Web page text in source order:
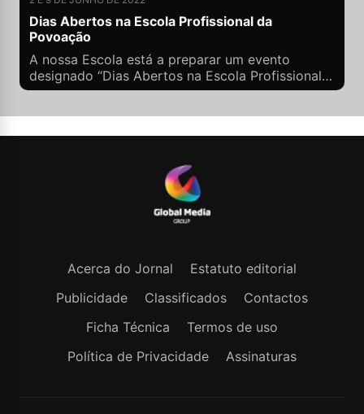
Dias Abertos na Escola Profissional da
Povoação
A nossa Escola está a preparar um evento
designado “Dias Abertos na Escola Profissional
da Povoação” que será realizado entre os dias 2
Acerca do Jornal
Estatuto editorial
Publicidade
Classificados
Contactos
Ficha Técnica
Termos de uso
Política de Privacidade
Assinaturas